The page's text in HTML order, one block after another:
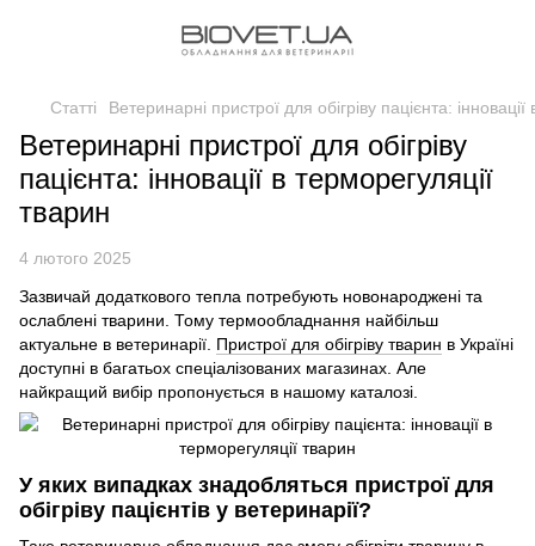
Статті Ветеринарні пристрої для обігріву пацієнта:
Ветеринарні пристрої для обігріву
пацієнта: інновації в терморегуляції
тварин
4 лютого 2025
Зазвичай додаткового тепла потребують новонароджені та
ослаблені тварини. Тому термообладнання найбільш
актуальне в ветеринарії. Пристрої для обігріву тварин в Україні
доступні в багатьох спеціалізованих магазинах. Але
найкращий вибір пропонується в нашому каталозі.
У яких випадках знадобляться пристрої для
обігріву пацієнтів у ветеринарії?